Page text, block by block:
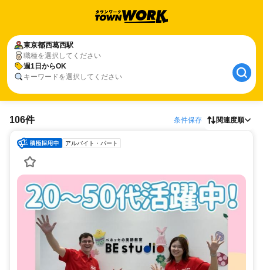
東京都西葛西駅
職種を選択してください
週1日からOK
キーワードを選択してください
106件 条件保存 関連度順
アルバイト・パート